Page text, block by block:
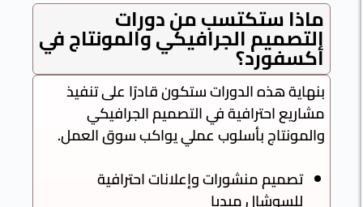
ستكتسب من دورات
الجرافيكي والمونتاج في
هذه الدورات ستكون قادرًا على تنفيذ
احترافية في التصميم الجرافيكي
بأسلوب عملي يواكب سوق العمل.
تصميم منشورات وإعلانات احترافية
للسوشال ميديا